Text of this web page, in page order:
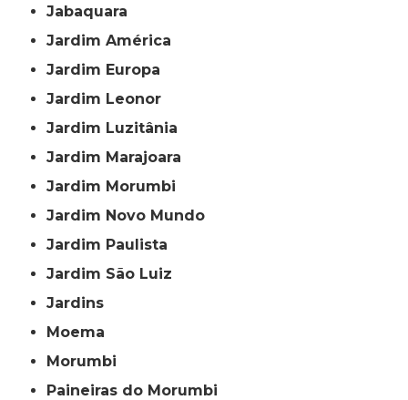
Jabaquara
Jardim América
Jardim Europa
Jardim Leonor
Jardim Luzitânia
Jardim Marajoara
Jardim Morumbi
Jardim Novo Mundo
Jardim Paulista
Jardim São Luiz
Jardins
Moema
Morumbi
Paineiras do Morumbi